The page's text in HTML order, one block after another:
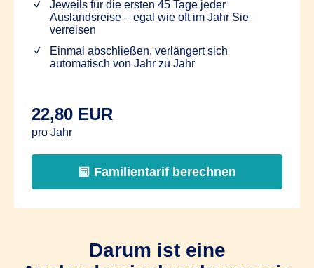
Jeweils für die ersten 45 Tage jeder
Auslandsreise – egal wie oft im Jahr Sie
verreisen
Einmal abschließen, verlängert sich
automatisch von Jahr zu Jahr
22,80 EUR
pro Jahr
Familientarif berechnen
Darum ist eine